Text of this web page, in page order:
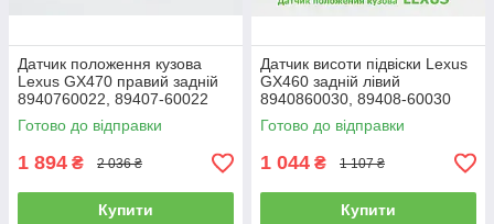
Датчик положення кузова
Lexus GX470 правий задній
8940760022, 89407-60022
висоти дорожнього просвіту,
в зборі
Готово до відправки
1 894 ₴ 2 036 ₴
Купити
Датчик висоти підвіски Lexus
GX460 задній лівий
8940860030, 89408-60030
рівня полу, нахилу
положення кузова
Готово до відправки
1 044 ₴ 1 107 ₴
Купити